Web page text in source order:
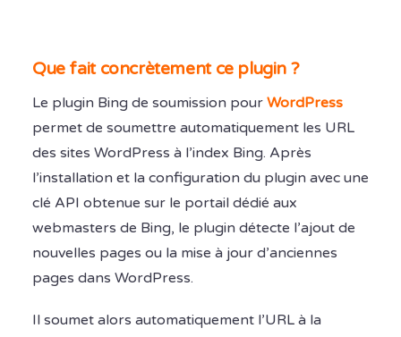
Que fait concrètement ce plugin ?
Le plugin Bing de soumission pour WordPress
permet de soumettre automatiquement les URL
des sites WordPress à l’index Bing. Après
l’installation et la configuration du plugin avec une
clé API obtenue sur le portail dédié aux
webmasters de Bing, le plugin détecte l’ajout de
nouvelles pages ou la mise à jour d’anciennes
pages dans WordPress.
Il soumet alors automatiquement l’URL à la